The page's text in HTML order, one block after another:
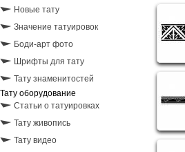
Новые тату
Значение татуировок
Боди-арт фото
Шрифты для тату
Тату знаменитостей
Тату оборудование
Статьи о татуировках
Тату живопись
Тату видео